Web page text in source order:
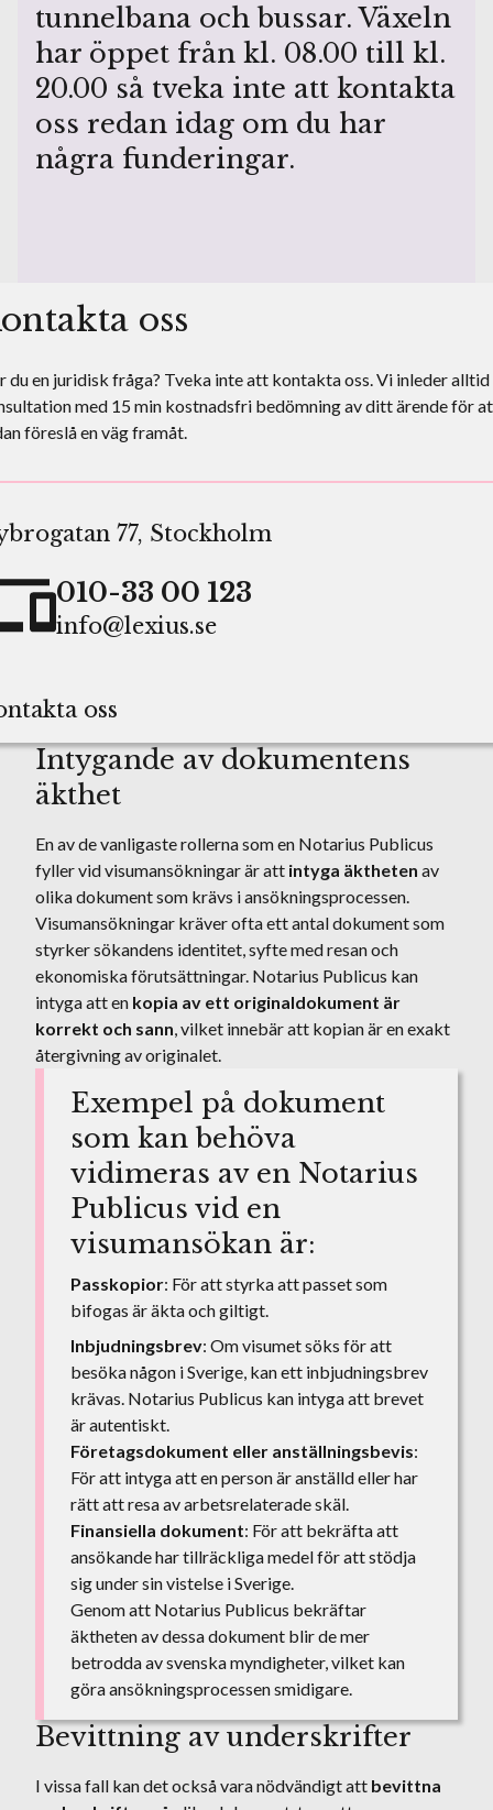
tunnelbana och bussar. Växeln
har öppet från kl. 08.00 till kl.
20.00 så tveka inte att kontakta
oss redan idag om du har
några funderingar.
oss
du en juridisk fråga? Tveka inte att kontakta oss. Vi inleder alltid
med 15 min kostnadsfri bedömning av ditt ärende för
föreslå en väg framåt.
77, Stockholm
010-33 00 123
info@lexius.se
oss
Intygande av dokumentens
äkthet
En av de vanligaste rollerna som en Notarius Publicus
fyller vid visumansökningar är att intyga äktheten av
olika dokument som krävs i ansökningsprocessen.
Visumansökningar kräver ofta ett antal dokument som
styrker sökandens identitet, syfte med resan och
ekonomiska förutsättningar. Notarius Publicus kan
intyga att en kopia av ett originaldokument är
korrekt och sann, vilket innebär att kopian är en exakt
återgivning av originalet.
Exempel på dokument
som kan behöva
vidimeras av en Notarius
Publicus vid en
visumansökan är:
Passkopior: För att styrka att passet som
bifogas är äkta och giltigt.
Inbjudningsbrev: Om visumet söks för att
besöka någon i Sverige, kan ett inbjudningsbrev
krävas. Notarius Publicus kan intyga att brevet
är autentiskt.
Företagsdokument eller anställningsbevis:
För att intyga att en person är anställd eller har
rätt att resa av arbetsrelaterade skäl.
Finansiella dokument: För att bekräfta att
ansökande har tillräckliga medel för att stödja
sig under sin vistelse i Sverige.
Genom att Notarius Publicus bekräftar
äktheten av dessa dokument blir de mer
betrodda av svenska myndigheter, vilket kan
göra ansökningsprocessen smidigare.
Bevittning av underskrifter
I vissa fall kan det också vara nödvändigt att bevittna